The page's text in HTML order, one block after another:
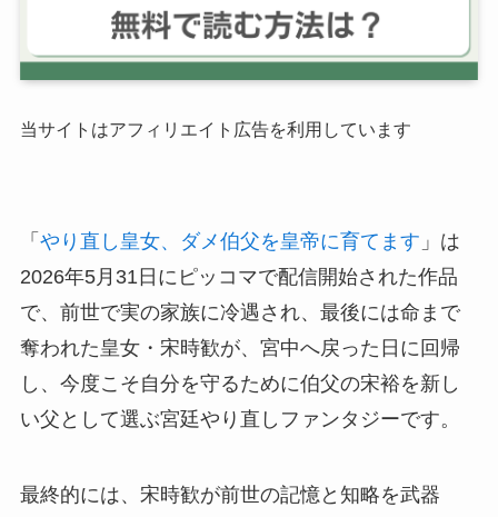
当サイトはアフィリエイト広告を利用しています
「 やり直し皇女、ダメ伯父を皇帝に育てます 」は
2026年5月31日にピッコマで配信開始された作品
で、前世で実の家族に冷遇され、最後には命まで
奪われた皇女・宋時歓が、宮中へ戻った日に回帰
し、今度こそ自分を守るために伯父の宋裕を新し
い父として選ぶ宮廷やり直しファンタジーです。
最終的には、宋時歓が前世の記憶と知略を武器